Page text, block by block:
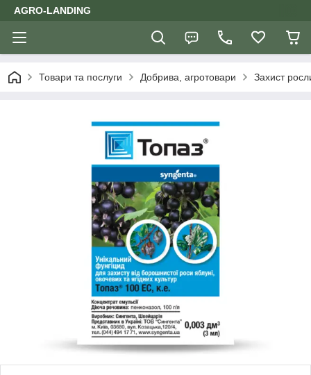
AGRO-LANDING
Товари та послуги Добрива, агротовари Захист